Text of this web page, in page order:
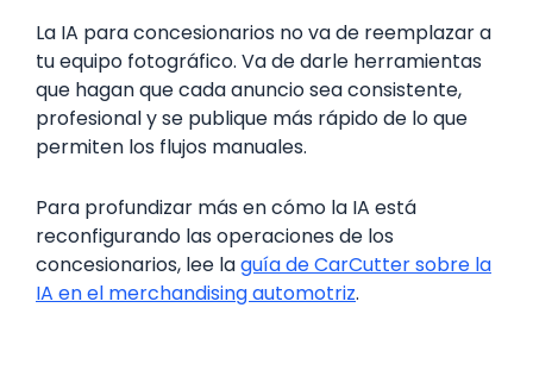
La IA para concesionarios no va de reemplazar a
tu equipo fotográfico. Va de darle herramientas
que hagan que cada anuncio sea consistente,
profesional y se publique más rápido de lo que
permiten los flujos manuales.
Para profundizar más en cómo la IA está
reconfigurando las operaciones de los
concesionarios, lee laguía de CarCutter sobre la
IA en el merchandising automotriz.